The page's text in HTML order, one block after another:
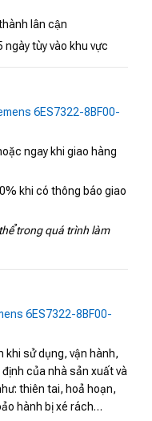
lân cận
tùy vào khu vực
6ES7322-8BF00-
ngay khi giao hàng
khi có thông báo giao
trong quá trình làm
6ES7322-8BF00-
khi sử dụng, vận hành,
của nhà sản xuất và
thiên tai, hoả hoạn,
hành bị xé rách…